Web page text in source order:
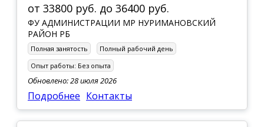
от 33800 руб. до 36400 руб.
ФУ АДМИНИСТРАЦИИ МР НУРИМАНОВСКИЙ
РАЙОН РБ
Полная занятость
Полный рабочий день
Опыт работы: Без опыта
Обновлено: 28 июля 2026
Подробнее Контакты